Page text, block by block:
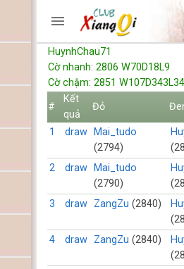
TRƯƠNG MỤC
Trang chủ
Đăng ký
Thành viên mới
Cách chơi
Hỏi đáp
Luật cờ tướng
Luật cờ úp
HuynhChau71
Cờ nhanh: 2806 W70D18L9
Cờ chậm: 2851
#
Kết
quả
Đỏ
1 draw
Mai_tudo
(2794)
2 draw
Mai_tudo
(2790)
3 draw ZangZu (2840)
4 draw ZangZu (2840)